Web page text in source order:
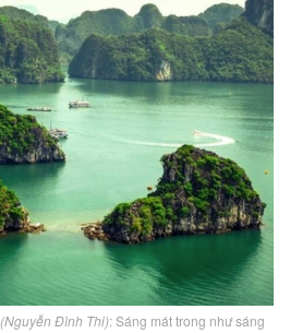
(Nguyễn Đình Thi): Sáng mát trong như sáng